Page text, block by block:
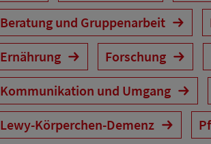
Beratung und Gruppenarbeit
Ernährung
Forschung
Kommunikation und Umgang
Lewy-Körperchen-Demenz